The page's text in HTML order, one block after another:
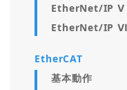
EtherNet/IP Ⅴ
EtherNet/IP Ⅵ
EtherCAT
基本動作